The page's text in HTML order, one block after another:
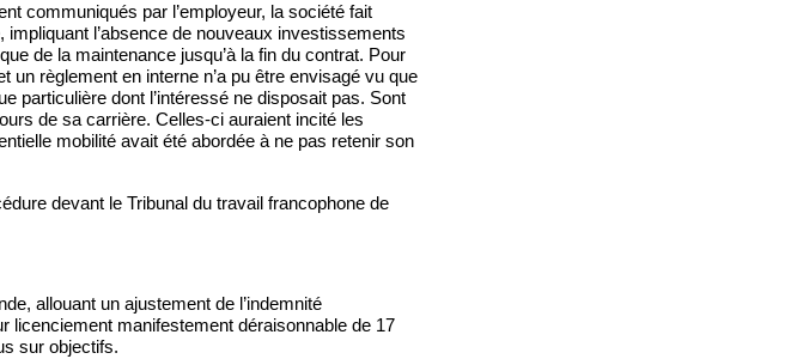
communiqués par l’employeur, la société fait
impliquant l’absence de nouveaux investissements
de la maintenance jusqu’à la fin du contrat. Pour
un règlement en interne n’a pu être envisagé vu que
particulière dont l’intéressé ne disposait pas. Sont
de sa carrière. Celles-ci auraient incité les
mobilité avait été abordée à ne pas retenir son
devant le Tribunal du travail francophone de
allouant un ajustement de l’indemnité
licenciement manifestement déraisonnable de 17
sur objectifs.